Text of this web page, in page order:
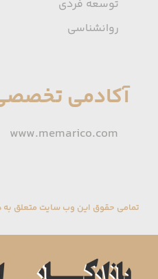
توسعه فردی
روانشناسی
آکادمی
www.memarico.com
تمامی حقوق این وب سایت متعلق